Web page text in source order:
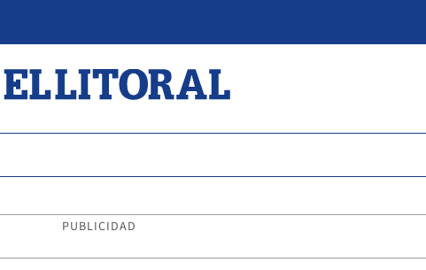
PUBLICIDAD